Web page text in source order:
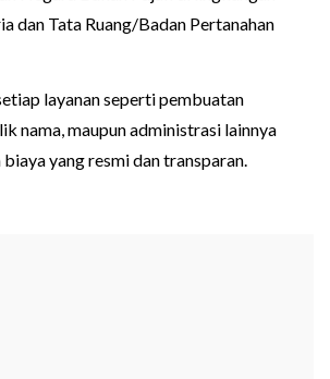
dan Tata Ruang/Badan Pertanahan
layanan seperti pembuatan
nama, maupun administrasi lainnya
yang resmi dan transparan.